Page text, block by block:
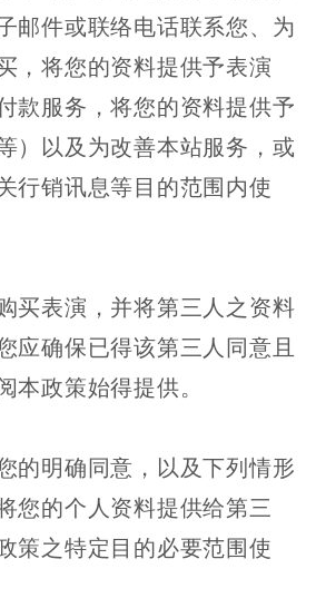
邮件或联络电话联系您、为
，将您的资料提供予表演
款服务，将您的资料提供予
）以及为改善本站服务，或
行销讯息等目的范围内使
买表演，并将第三人之资料
应确保已得该第三人同意且
本政策始得提供。
的明确同意，以及下列情形
您的个人资料提供给第三
策之特定目的必要范围使